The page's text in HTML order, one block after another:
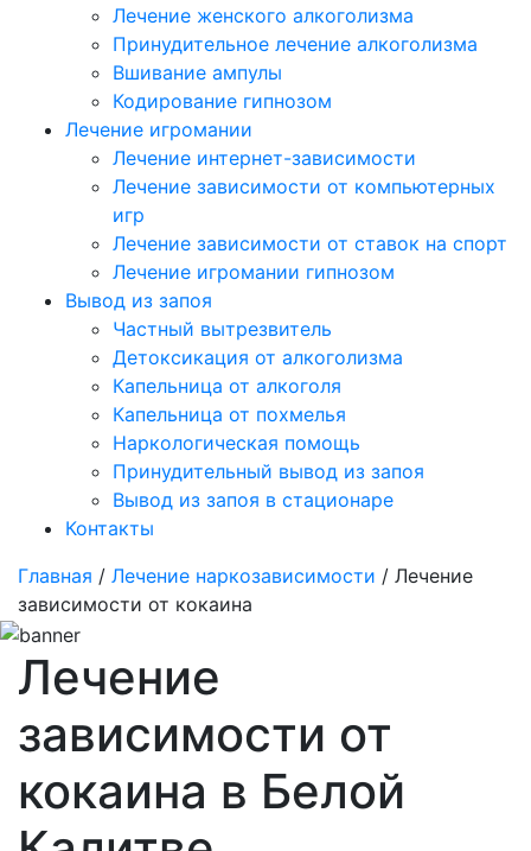
Лечение женского алкоголизма
Принудительное лечение алкоголизма
Вшивание ампулы
Кодирование гипнозом
Лечение игромании
Лечение интернет-зависимости
Лечение зависимости от компьютерных
игр
Лечение зависимости от ставок на спорт
Лечение игромании гипнозом
Вывод из запоя
Частный вытрезвитель
Детоксикация от алкоголизма
Капельница от алкоголя
Капельница от похмелья
Наркологическая помощь
Принудительный вывод из запоя
Вывод из запоя в стационаре
Контакты
Главная / Лечение наркозависимости / Лечение
зависимости от кокаина
Лечение
зависимости от
кокаина в Белой